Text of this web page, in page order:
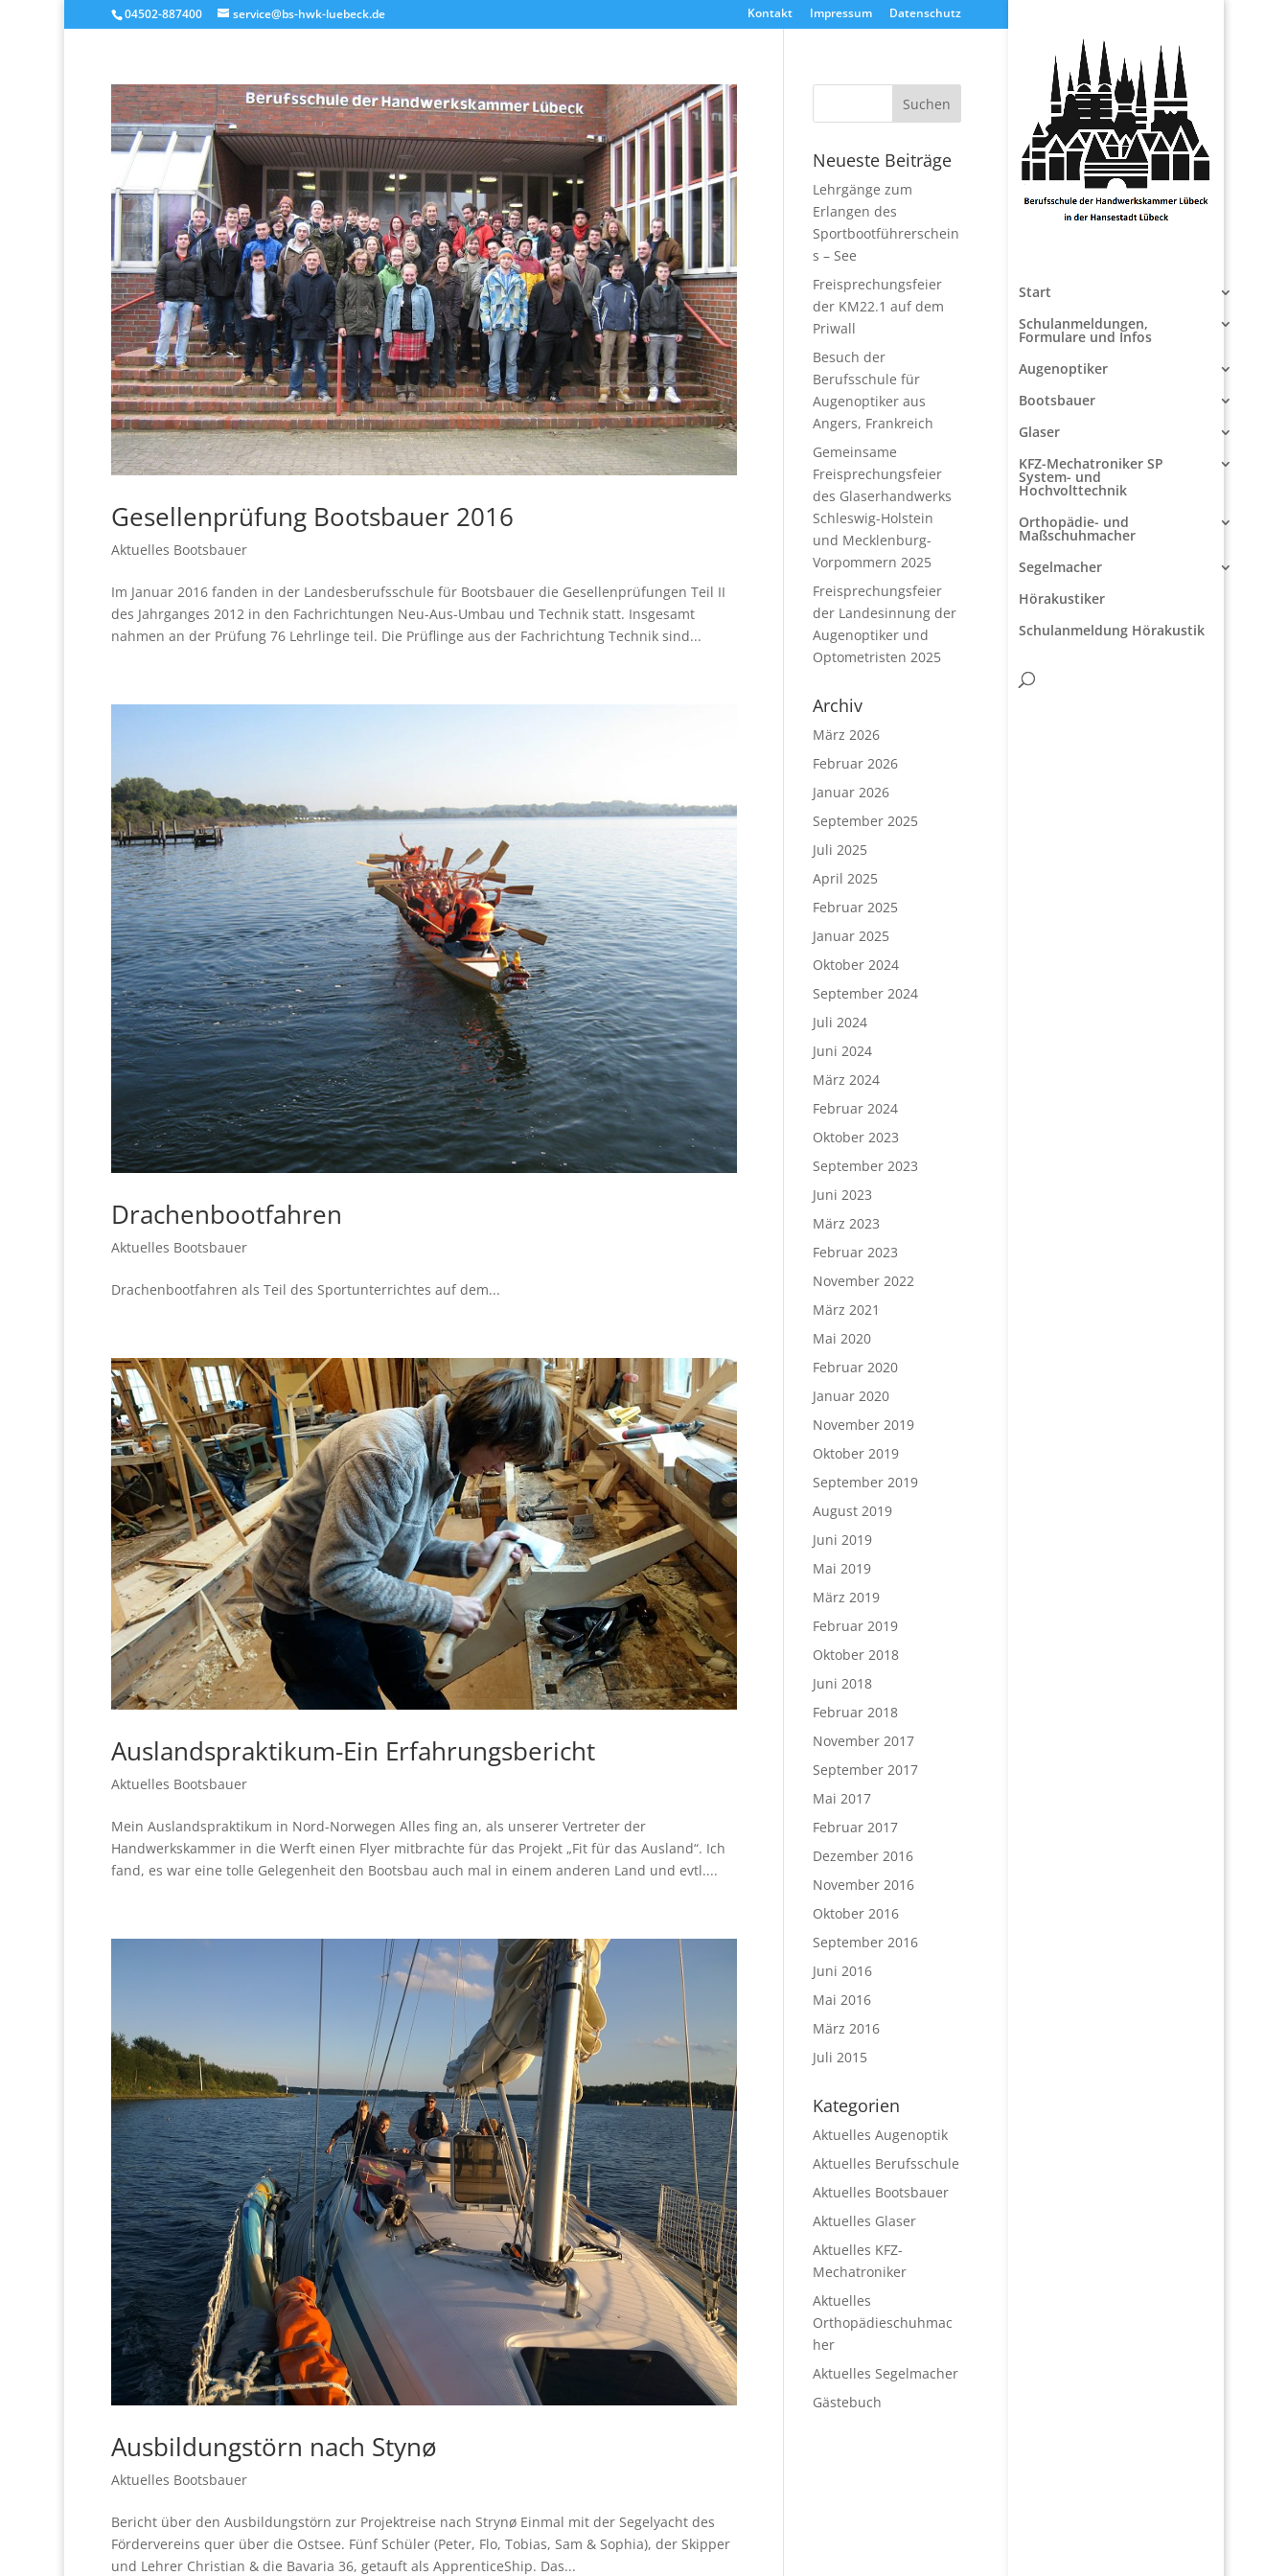
04502-887400 service@bs-hwk-luebeck.de Kontakt Impressum Datenschutz
Start
Schulanmeldungen,
Formulare und Infos
Augenoptiker
Bootsbauer
Glaser
KFZ-Mechatroniker SP
System- und
Hochvolttechnik
Orthopädie- und
Maßschuhmacher
Segelmacher
Hörakustiker
Schulanmeldung Hörakustik
Gesellenprüfung Bootsbauer 2016
Aktuelles Bootsbauer
Im Januar 2016 fanden in der Landesberufsschule für Bootsbauer die Gesellenprüfungen Teil II
des Jahrganges 2012 in den Fachrichtungen Neu-Aus-Umbau und Technik statt. Insgesamt
nahmen an der Prüfung 76 Lehrlinge teil. Die Prüflinge aus der Fachrichtung Technik sind...
Drachenbootfahren
Aktuelles Bootsbauer
Drachenbootfahren als Teil des Sportunterrichtes auf dem...
Auslandspraktikum-Ein Erfahrungsbericht
Aktuelles Bootsbauer
Mein Auslandspraktikum in Nord-Norwegen Alles fing an, als unserer Vertreter der
Handwerkskammer in die Werft einen Flyer mitbrachte für das Projekt „Fit für das Ausland“. Ich
fand, es war eine tolle Gelegenheit den Bootsbau auch mal in einem anderen Land und evtl....
Ausbildungstörn nach Stynø
Aktuelles Bootsbauer
Bericht über den Ausbildungstörn zur Projektreise nach Strynø Einmal mit der Segelyacht des
Fördervereins quer über die Ostsee. Fünf Schüler (Peter, Flo, Tobias, Sam & Sophia), der Skipper
und Lehrer Christian & die Bavaria 36, getauft als ApprenticeShip. Das...
Neueste Beiträge
Lehrgänge zum
Erlangen des
Sportbootführerschein
s – See
Freisprechungsfeier
der KM22.1 auf dem
Priwall
Besuch der
Berufsschule für
Augenoptiker aus
Angers, Frankreich
Gemeinsame
Freisprechungsfeier
des Glaserhandwerks
Schleswig-Holstein
und Mecklenburg-
Vorpommern 2025
Freisprechungsfeier
der Landesinnung der
Augenoptiker und
Optometristen 2025
Archiv
März 2026
Februar 2026
Januar 2026
September 2025
Juli 2025
April 2025
Februar 2025
Januar 2025
Oktober 2024
September 2024
Juli 2024
Juni 2024
März 2024
Februar 2024
Oktober 2023
September 2023
Juni 2023
März 2023
Februar 2023
November 2022
März 2021
Mai 2020
Februar 2020
Januar 2020
November 2019
Oktober 2019
September 2019
August 2019
Juni 2019
Mai 2019
März 2019
Februar 2019
Oktober 2018
Juni 2018
Februar 2018
November 2017
September 2017
Mai 2017
Februar 2017
Dezember 2016
November 2016
Oktober 2016
September 2016
Juni 2016
Mai 2016
März 2016
Juli 2015
Kategorien
Aktuelles Augenoptik
Aktuelles Berufsschule
Aktuelles Bootsbauer
Aktuelles Glaser
Aktuelles KFZ-
Mechatroniker
Aktuelles
Orthopädieschuhmac
her
Aktuelles Segelmacher
Gästebuch